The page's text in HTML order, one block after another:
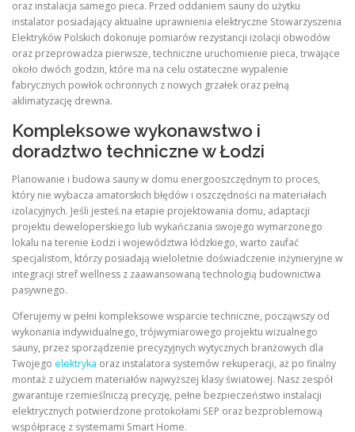
oraz instalacja samego pieca. Przed oddaniem sauny do użytku
instalator posiadający aktualne uprawnienia elektryczne Stowarzyszenia
Elektryków Polskich dokonuje pomiarów rezystancji izolacji obwodów
oraz przeprowadza pierwsze, techniczne uruchomienie pieca, trwające
około dwóch godzin, które ma na celu ostateczne wypalenie
fabrycznych powłok ochronnych z nowych grzałek oraz pełną
aklimatyzację drewna.
Kompleksowe wykonawstwo i
doradztwo techniczne w Łodzi
Planowanie i budowa sauny w domu energooszczędnym to proces,
który nie wybacza amatorskich błędów i oszczędności na materiałach
izolacyjnych. Jeśli jesteś na etapie projektowania domu, adaptacji
projektu deweloperskiego lub wykańczania swojego wymarzonego
lokalu na terenie Łodzi i województwa łódzkiego, warto zaufać
specjalistom, którzy posiadają wieloletnie doświadczenie inżynieryjne w
integracji stref wellness z zaawansowaną technologią budownictwa
pasywnego.
Oferujemy w pełni kompleksowe wsparcie techniczne, począwszy od
wykonania indywidualnego, trójwymiarowego projektu wizualnego
sauny, przez sporządzenie precyzyjnych wytycznych branżowych dla
Twojego elektryka oraz instalatora systemów rekuperacji, aż po finalny
montaż z użyciem materiałów najwyższej klasy światowej. Nasz zespół
gwarantuje rzemieślniczą precyzję, pełne bezpieczeństwo instalacji
elektrycznych potwierdzone protokołami SEP oraz bezproblemową
współpracę z systemami Smart Home.